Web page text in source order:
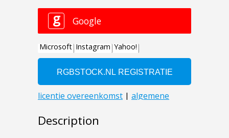
Description